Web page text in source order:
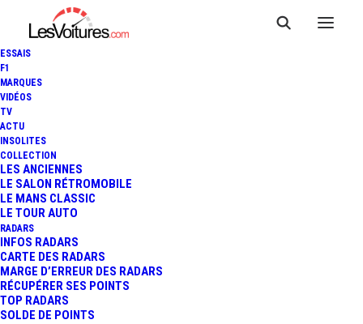
ESSAIS
F1
MARQUES
VIDÉOS
TV
ACTU
INSOLITES
COLLECTION
LES ANCIENNES
LE SALON RÉTROMOBILE
LE MANS CLASSIC
LE TOUR AUTO
RADARS
INFOS RADARS
CARTE DES RADARS
MARGE D’ERREUR DES RADARS
RÉCUPÉRER SES POINTS
TOP RADARS
SOLDE DE POINTS
3 février 2015